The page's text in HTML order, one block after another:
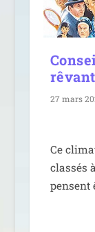
27 mars
Ce
clas­sés
pensent